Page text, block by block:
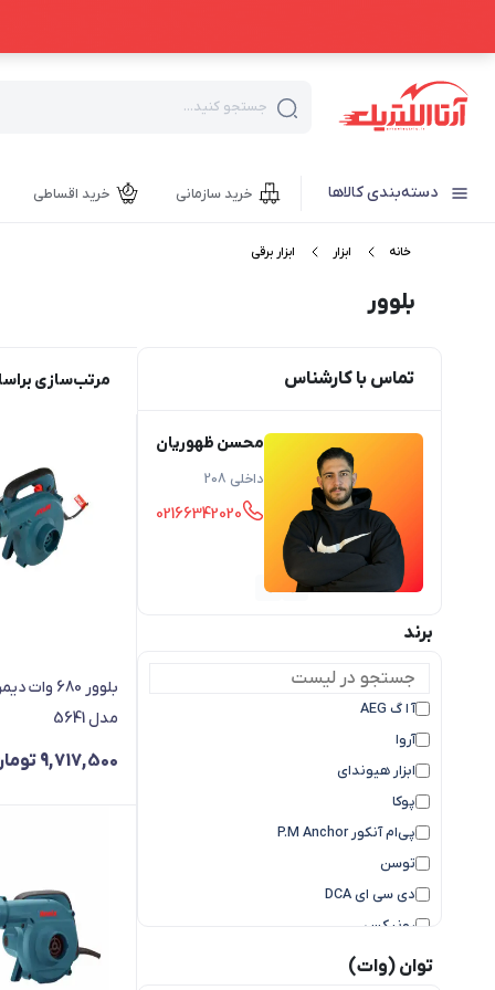
جستجو کنید...
دسته‌بندی کالاها خرید سازمانی خرید اقساطی
خانه ابزار ابزار برقی
بلوور
تماس با کارشناس
محسن ظهوریان
داخلی 208
02166342020
برند
آ ا گ AEG
آروا
ابزار هیوندای
پوکا
پی‌ام آنکور P.M Anchor
توسن
دی سی ای DCA
رونیکس
کرون
توان (وات)
مرتب‌سازی
بلوور 680
مدل 5641
9,717,500